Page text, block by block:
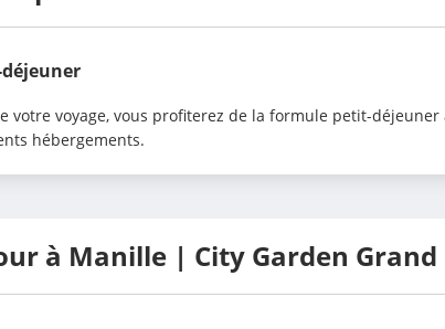
votre voyage, vous profiterez de la formule petit-déjeuner
hébergements.
à Manille | City Garden